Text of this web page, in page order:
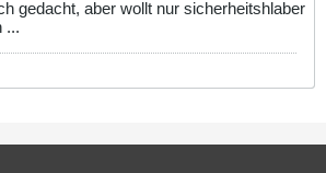
gedacht, aber wollt nur sicherheitshlaber
...